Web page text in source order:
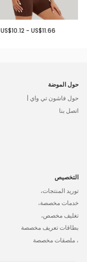
US$10.12 - US$11.66
حول الموضة
حول فاشون تي واي |
اتصل بنا
التخصيص
توريد المنتجات،
خدمات مخصصة،
تغليف مخصص،
بطاقات تعريف مخصصة
، ملصقات مخصصة